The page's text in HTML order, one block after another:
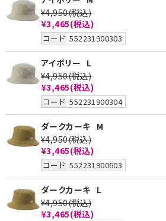
¥4,950(税込)
¥3,465(税込)
コード 552231900303
アイボリー L
¥4,950(税込)
¥3,465(税込)
コード 552231900304
ダークカーキ M
¥4,950(税込)
¥3,465(税込)
コード 552231900603
ダークカーキ L
¥4,950(税込)
¥3,465(税込)